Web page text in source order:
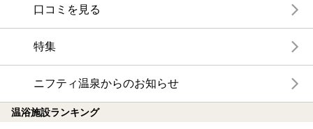
口コミを見る
特集
ニフティ温泉からのお知らせ
温浴施設ランキング